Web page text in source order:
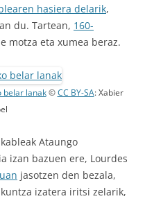
hasiera delarik,
du. Tartean, 160-
motza eta xumea beraz.
belar lanak© CC BY-SA: Xabier
Ataungo
izan bazuen ere, Lourdes
jasotzen den bezala,
izatera iritsi zelarik,